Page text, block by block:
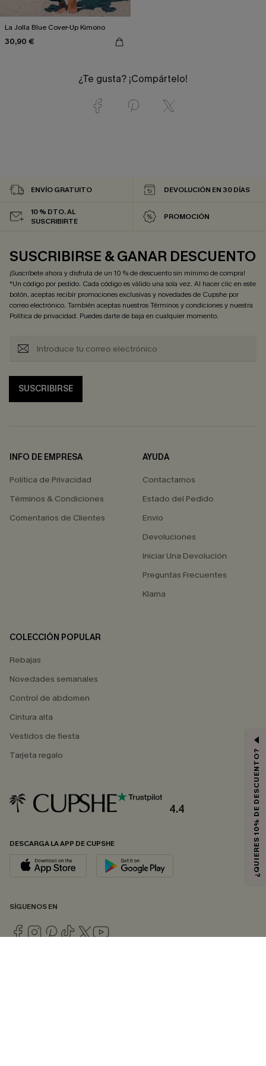
La Jolla Blue Cover-Up Kimono
30,90 €
¿Te gusta? ¡Compártelo!
ENVÍO GRATUITO DEVOLUCIÓN EN 30 DÍAS
10 % DTO. AL
SUSCRIBIRTE
PROMOCIÓN
SUSCRIBIRSE & GANAR DESCUENTO
¡Suscríbete ahora y disfruta de un 10 % de descuento sin mínimo de compra!
*Un código por pedido. Cada código es válido una sola vez. Al hacer clic en este
botón, aceptas recibir promociones exclusivas y novedades de Cupshe por
correo electrónico. También aceptas nuestrosTérminos y condicionesy nuestra
Política de privacidad. Puedes darte de baja en cualquier momento.
SUSCRIBIRSE
INFO DE EMPRESA
Política de Privacidad
Términos & Condiciones
Comentarios de Clientes
AYUDA
Contactarnos
Estado del Pedido
Envío
Devoluciones
Iniciar Una Devolución
Preguntas Frecuentes
Klarna
COLECCIÓN POPULAR
Rebajas
Novedades semanales
Control de abdomen
Cintura alta
Vestidos de fiesta
Tarjeta regalo
4.4
DESCARGA LA APP DE CUPSHE
SÍGUENOS EN
¿QUIERES 10% DE DESCUENTO?